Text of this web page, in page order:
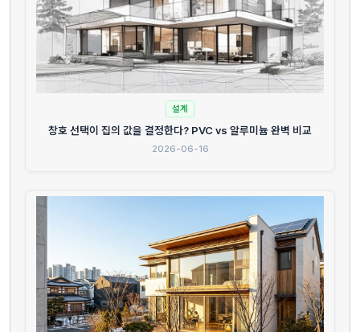
설계
창호 선택이 집의 값을 결정한다? PVC vs 알루미늄 완벽 비교
2026-06-16